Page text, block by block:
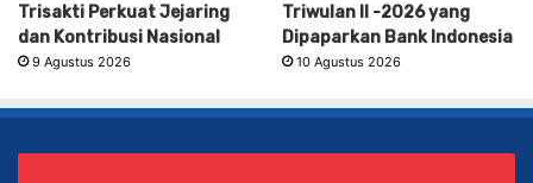
Trisakti Perkuat Jejaring
dan Kontribusi Nasional
9 Agustus 2026
Triwulan II -2026 yang
Dipaparkan Bank Indonesia
10 Agustus 2026